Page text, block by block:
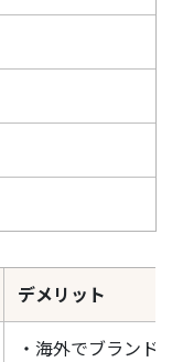
デメリット
・海外でブランド